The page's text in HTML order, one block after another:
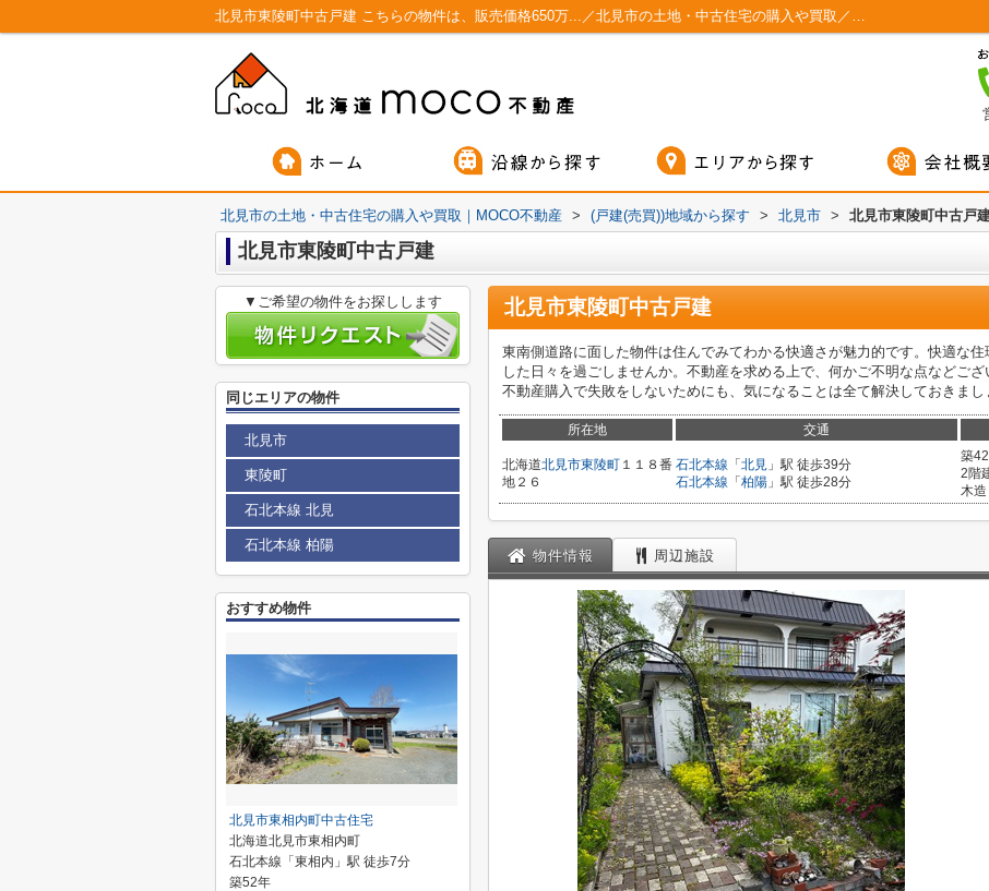
北見市東陵町中古戸建 こちらの物件は、販売価格650万...／北見市の土地・中古住宅の購入や買取／MOCO不動産
北見市の土地・中古住宅の購入や買取｜MOCO不動産 > (戸建(売買))地域から探す > 北見市 > 北見市東陵町中古戸
北見市東陵町中古戸建
北見市東陵町中古戸建
東南側道路に面した物件は住んでみてわかる快適さが魅力的です。快適な
した日々を過ごしませんか。不動産を求める上で、何かご不明な点などござ
不動産購入で失敗をしないためにも、気になることは全て解決しておきまし
所在地 交通
北海道北見市東陵町 １１８番
地２６
石北本線 「 北見 」駅 徒歩39分
石北本線 「 柏陽 」駅 徒歩28分
築
2階
木造
物件情報 周辺施設
▼ご希望の物件をお探しします
同じエリアの物件
北見市
東陵町
石北本線 北見
石北本線 柏陽
おすすめ物件
北見市東相内町中古住宅
北海道北見市東相内町
石北本線「東相内」駅 徒歩7分
築52年